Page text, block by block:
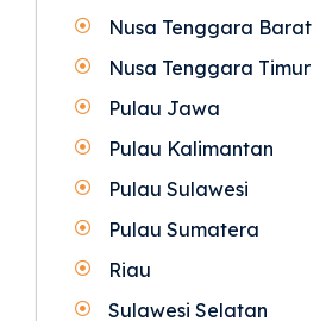
Nusa Tenggara Barat
Nusa Tenggara Timur
Pulau Jawa
Pulau Kalimantan
Pulau Sulawesi
Pulau Sumatera
Riau
Sulawesi Selatan